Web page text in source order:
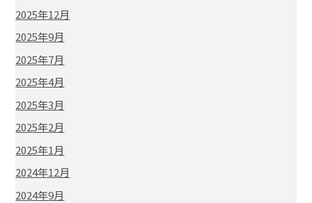
2025年12月
2025年9月
2025年7月
2025年4月
2025年3月
2025年2月
2025年1月
2024年12月
2024年9月